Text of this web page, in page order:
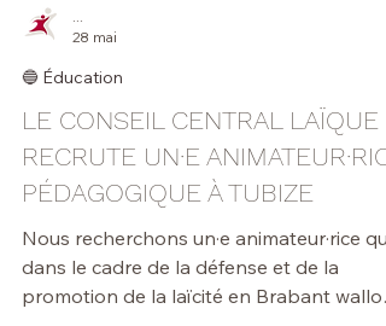
28 mai
🔵 Éducation